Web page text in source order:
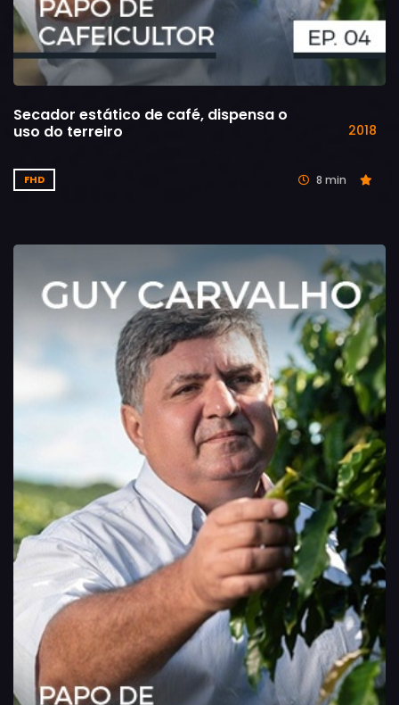
Secador estático de café, dispensa o
uso do terreiro
2018
FHD 8 min